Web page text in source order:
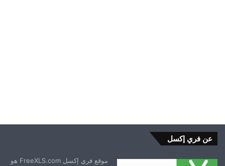
عن فري إكسل
موقع فري إكسل FreeXLS.com هو